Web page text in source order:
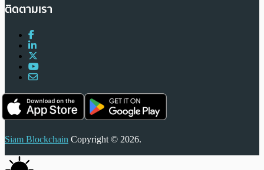
ติดตามเรา
Siam Blockchain Copyright © 2026.